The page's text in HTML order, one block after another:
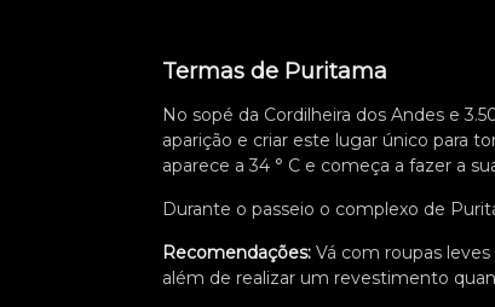
Termas de Puritama
No sopé da Cordilheira dos Andes e
aparição e criar este lugar único para
aparece a 34 ° C e começa a fazer a
Durante o passeio o complexo de
Recomendações: Vá com roupas
além de realizar um revestimento